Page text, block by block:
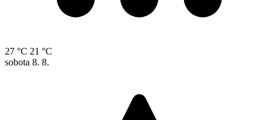
27 °C 21 °C
sobota 8. 8.